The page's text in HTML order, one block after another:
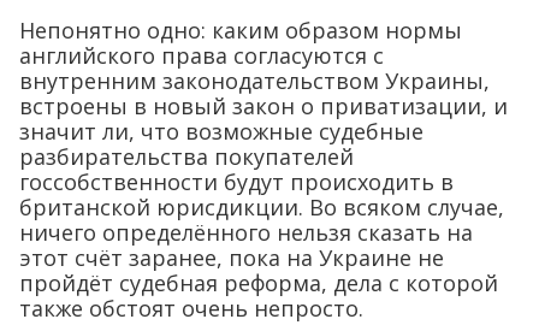
Непонятно одно: каким образом нормы
английского права согласуются с
внутренним законодательством Украины,
встроены в новый закон о приватизации, и
значит ли, что возможные судебные
разбирательства покупателей
госсобственности будут происходить в
британской юрисдикции. Во всяком случае,
ничего определённого нельзя сказать на
этот счёт заранее, пока на Украине не
пройдёт судебная реформа, дела с которой
также обстоят очень непросто.